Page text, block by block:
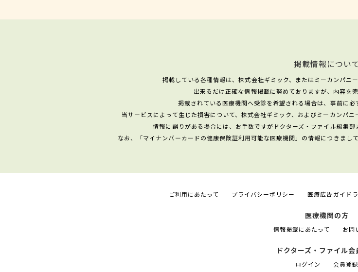
掲載情報について
掲載している各種情報は、株式会社ギミック、またはミーカンパニ
出来るだけ正確な情報掲載に努めておりますが、内容を
掲載されている医療機関へ受診を希望される場合は、事前に必
当サービスによって生じた損害について、株式会社ギミック、およびミーカンパ
情報に誤りがある場合には、お手数ですがドクターズ・ファイル編集部
なお、「マイナンバーカードの健康保険証利用可能な医療機関」の情報につきまし
ご利用にあたって プライバシーポリシー 医療広告ガイド
医療機関の方
情報掲載にあたって お問
ドクターズ・ファイル会
ログイン 会員登録